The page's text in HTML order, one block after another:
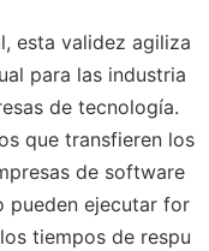
esta validez agiliza
para las industria
de tecnología.
que transfieren los
de software
pueden ejecutar for
tiempos de respu